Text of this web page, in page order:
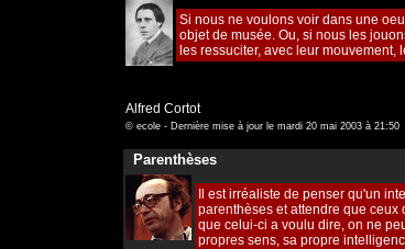
Si nous ne voulons voir dans une
objet de musée. Ou, si nous les
les ressuciter, avec leur mouvement,
Alfred Cortot
© ecole - Dernière mise à jour le mardi 20 mai 2003 à 21:50
Parenthèses
Il est irréaliste de penser qu'un
parenthèses et attendre que ceux
que celui-ci a voulu dire, on ne
propres sens, sa propre